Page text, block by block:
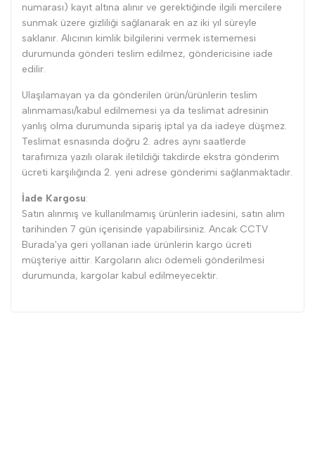
numarası) kayıt altına alınır ve gerektiğinde ilgili mercilere
sunmak üzere gizliliği sağlanarak en az iki yıl süreyle
saklanır. Alıcının kimlik bilgilerini vermek istememesi
durumunda gönderi teslim edilmez, göndericisine iade
edilir.
Ulaşılamayan ya da gönderilen ürün/ürünlerin teslim
alınmaması/kabul edilmemesi ya da teslimat adresinin
yanlış olma durumunda sipariş iptal ya da iadeye düşmez.
Teslimat esnasında doğru 2. adres aynı saatlerde
tarafımıza yazılı olarak iletildiği takdirde ekstra gönderim
ücreti karşılığında 2. yeni adrese gönderimi sağlanmaktadır.
İade Kargosu:
Satın alınmış ve kullanılmamış ürünlerin iadesini, satın alım
tarihinden 7 gün içerisinde yapabilirsiniz. Ancak CCTV
Burada'ya geri yollanan iade ürünlerin kargo ücreti
müşteriye aittir. Kargoların alıcı ödemeli gönderilmesi
durumunda, kargolar kabul edilmeyecektir.